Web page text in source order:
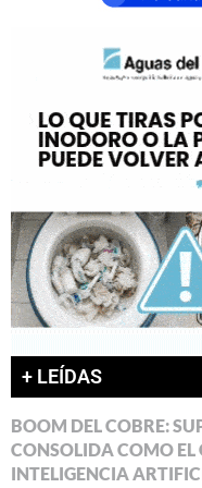
+ LEÍDAS
BOOM DEL COBRE:
CONSOLIDA COMO EL
INTELIGENCIA